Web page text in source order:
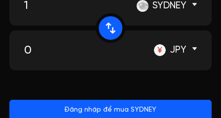
SYDNEY
JPY
Đăng nhập để mua SYDNEY